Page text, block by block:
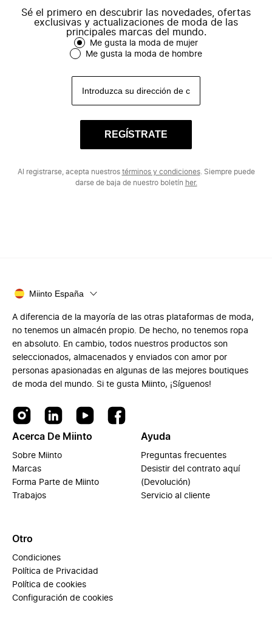
Sé el primero en descubrir las novedades, ofertas
exclusivas y actualizaciones de moda de las
principales marcas del mundo.
Me gusta la moda de mujer
Me gusta la moda de hombre
REGÍSTRATE
Al registrarse, acepta nuestros términos y condiciones. Siempre puede
darse de baja de nuestro boletín her.
Miinto España
A diferencia de la mayoría de las otras plataformas de moda,
no tenemos un almacén propio. De hecho, no tenemos ropa
en absoluto. En cambio, todos nuestros productos son
seleccionados, almacenados y enviados con amor por
personas apasionadas en algunas de las mejores boutiques
de moda del mundo. Si te gusta Miinto, ¡Síguenos!
Acerca De Miinto
Sobre Miinto
Marcas
Forma Parte de Miinto
Trabajos
Ayuda
Preguntas frecuentes
Desistir del contrato aquí
(Devolución)
Servicio al cliente
Otro
Condiciones
Política de Privacidad
Política de cookies
Configuración de cookies